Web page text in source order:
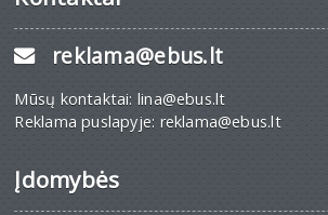
reklama@ebus.lt
Mūsų kontaktai: lina@ebus.lt
Reklama puslapyje: reklama@ebus.lt
Įdomybės